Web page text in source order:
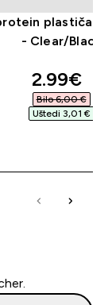
plastičan
- Clear/Black
2.99€‎
Bilo 6,00 €‎
Uštedi 3,01 €‎